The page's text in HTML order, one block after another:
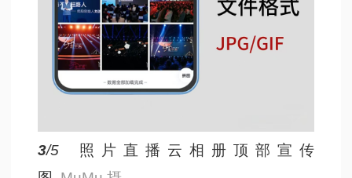
3/5
照片直播云相册顶部宣传